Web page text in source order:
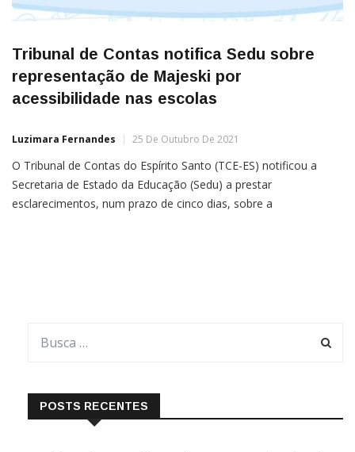
Tribunal de Contas notifica Sedu sobre
representação de Majeski por
acessibilidade nas escolas
Luzimara Fernandes 25 De Outubro De 2021
O Tribunal de Contas do Espírito Santo (TCE-ES) notificou a
Secretaria de Estado da Educação (Sedu) a prestar
esclarecimentos, num prazo de cinco dias, sobre a
POSTS RECENTES